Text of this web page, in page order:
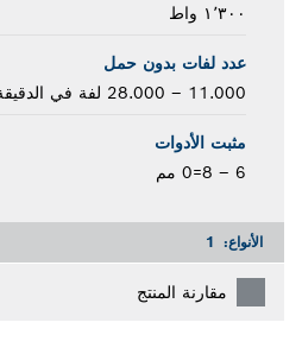
١٬٣٠٠ واط
عدد لفات بدون حمل
11.000 – 28.000 لفة في الدقيقة
مثبت الأدوات
6 – 8=0 مم
الأنواع: 1
مقارنة المنتج